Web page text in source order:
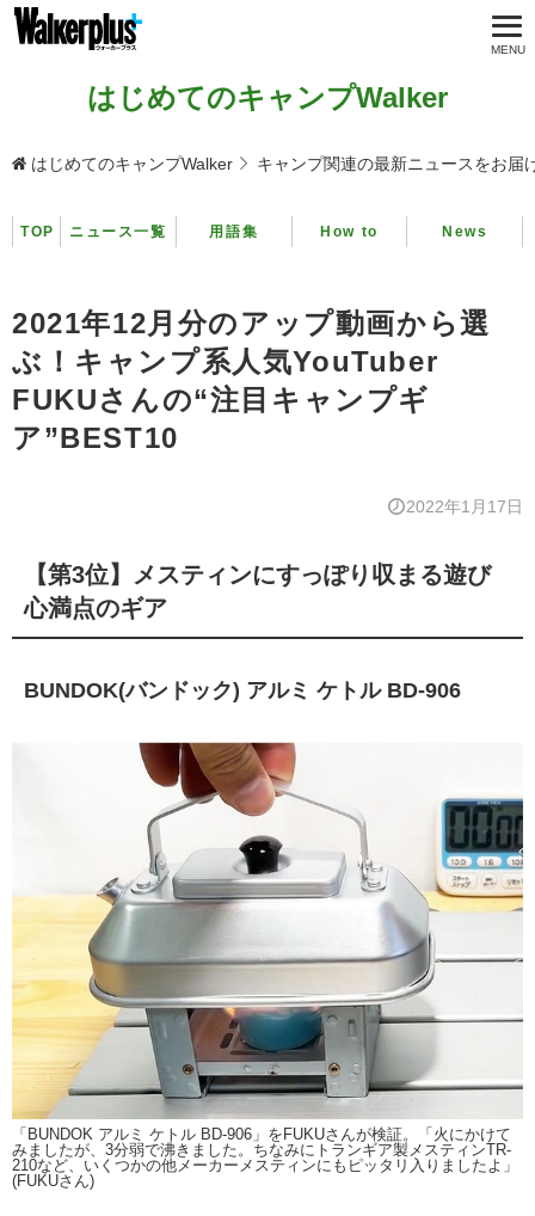
はじめてのキャンプWalker
はじめてのキャンプWalker キャンプ関連の最新ニュースをお届
TOP ニュース一覧 用語集 How to News
2021年12月分のアップ動画から選
ぶ！キャンプ系人気YouTuber
FUKUさんの“注目キャンプギ
ア”BEST10
2022年1月17日
【第3位】メスティンにすっぽり収まる遊び
心満点のギア
BUNDOK(バンドック) アルミ ケトル BD-906
「BUNDOK アルミ ケトル BD-906」をFUKUさんが検証。「火にかけて
みましたが、3分弱で沸きました。ちなみにトランギア製メスティンTR-
210など、いくつかの他メーカーメスティンにもピッタリ入りましたよ」
(FUKUさん)